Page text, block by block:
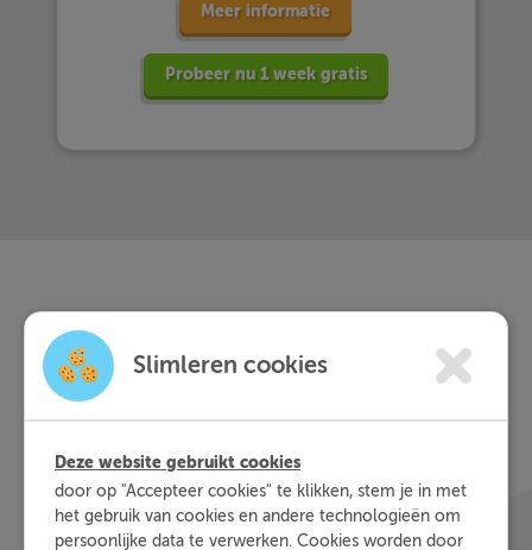
Meer informatie
Probeer nu 1 week gratis
Wat is
eigenlijk?
waar je nog wat moeite mee hebt, waar en
wanneer je maar wilt. Theorie-uitleg, video-
colleges, vuistregels en meer helpen jou om de
Slimleren cookies
Deze website gebruikt cookies
door op "Accepteer cookies" te klikken, stem je in met
het gebruik van cookies en andere technologieën om
persoonlijke data te verwerken. Cookies worden door